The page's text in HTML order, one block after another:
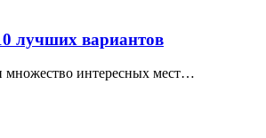
лучших вариантов
множество интересных мест…